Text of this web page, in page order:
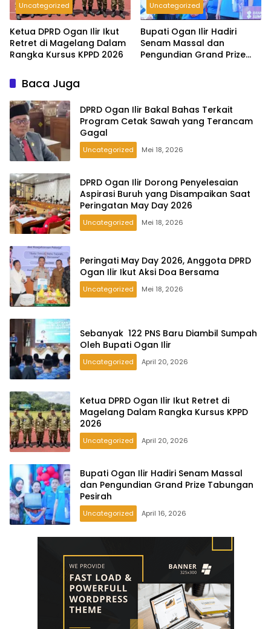
Uncategorized
Ketua DPRD Ogan Ilir Ikut
Retret di Magelang Dalam
Rangka Kursus KPPD 2026
Uncategorized
Bupati Ogan Ilir Hadiri
Senam Massal dan
Pengundian Grand Prize
Baca Juga
DPRD Ogan Ilir Bakal Bahas Terkait
Program Cetak Sawah yang Terancam
Gagal
Uncategorized Mei 18, 2026
DPRD Ogan Ilir Dorong Penyelesaian
Aspirasi Buruh yang Disampaikan Saat
Peringatan May Day 2026
Uncategorized Mei 18, 2026
Peringati May Day 2026, Anggota DPRD
Ogan Ilir Ikut Aksi Doa Bersama
Uncategorized Mei 18, 2026
Sebanyak 122 PNS Baru Diambil Sumpah
Oleh Bupati Ogan Ilir
Uncategorized April 20, 2026
Ketua DPRD Ogan Ilir Ikut Retret di
Magelang Dalam Rangka Kursus KPPD
2026
Uncategorized April 20, 2026
Bupati Ogan Ilir Hadiri Senam Massal
dan Pengundian Grand Prize Tabungan
Pesirah
Uncategorized April 16, 2026